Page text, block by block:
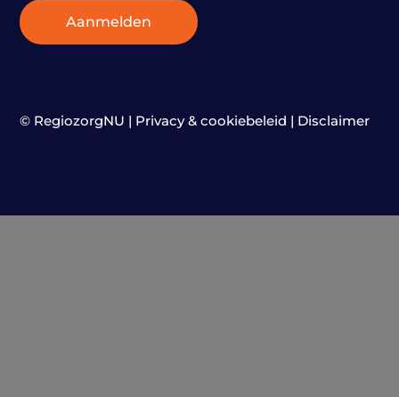
Aanmelden
© RegiozorgNU | Privacy & cookiebeleid | Disclaimer